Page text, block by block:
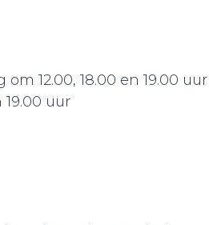
12.00, 18.00 en 19.00 uur
19.00 uur